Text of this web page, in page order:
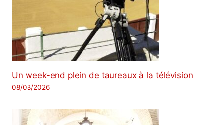
Un week-end plein de taureaux à la télévision
08/08/2026